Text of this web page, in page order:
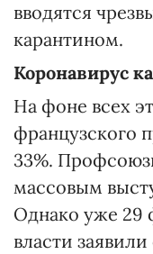
вводятся
карантином.
Коронавирус
На фоне всех
французского
33%.
массовым
Однако уже 29
власти